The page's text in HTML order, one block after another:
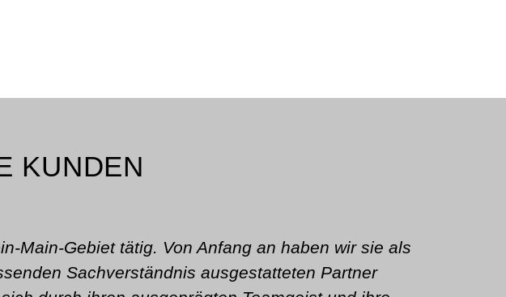
KUNDEN
Main-Gebiet tätig. Von Anfang an haben wir sie als
Sachverständnis ausgestatteten Partner